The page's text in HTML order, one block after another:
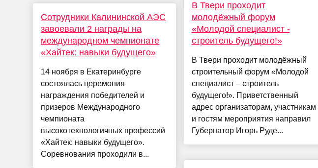
Сотрудники Калининской АЭС
завоевали 2 награды на
международном чемпионате
«Хайтек: навыки будущего»
14 ноября в Екатеринбурге
состоялась церемония
награждения победителей и
призеров Международного
чемпионата
высокотехнологичных профессий
«Хайтек: навыки будущего».
Соревнования проходили в...
В Твери проходит
молодёжный форум
«Молодой специалист -
строитель будущего!»
В Твери проходит молодёжный
строительный форум «Молодой
специалист – строитель
будущего!». Приветственный
адрес организаторам, участникам
и гостям мероприятия направил
Губернатор Игорь Руде...